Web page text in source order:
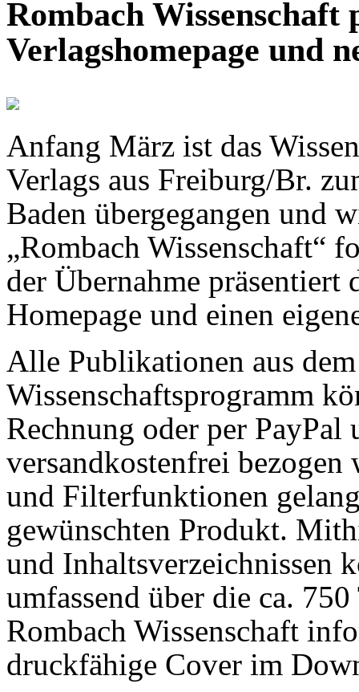
Rombach Wissenschaft
Verlagshomepage und
Anfang März ist das
Verlags aus Freiburg/Br.
Baden übergegangen und
„Rombach Wissenschaft“
der Übernahme präsentiert
Homepage und einen
Alle Publikationen aus
Wissenschaftsprogramm
Rechnung oder per
versandkostenfrei
und Filterfunktionen
gewünschten Produkt.
und Inhaltsverzeichnissen
umfassend über die ca.
Rombach Wissenschaft
druckfähige Cover im